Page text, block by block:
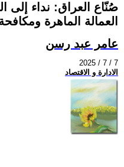
صُنّاع العراق: نداء إلى
العمالة الماهرة
عامر عبد رسن
2025 / 7 / 7
الادارة و الاقتصاد